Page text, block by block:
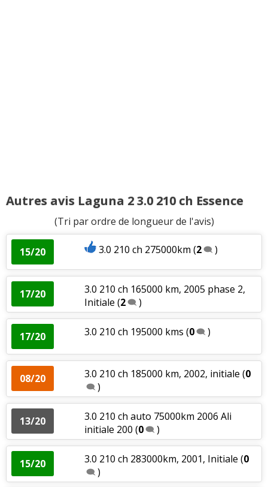
Autres avis Laguna 2 3.0 210 ch Essence
(Tri par ordre de longueur de l'avis)
15/20 3.0 210 ch 275000km (2 )
17/20
3.0 210 ch 165000 km, 2005 phase 2,
Initiale (2 )
17/20 3.0 210 ch 195000 kms (0 )
08/20 3.0 210 ch 185000 km, 2002, initiale (0
)
13/20
3.0 210 ch auto 75000km 2006 Ali
initiale 200 (0 )
15/20 3.0 210 ch 283000km, 2001, Initiale (0
)